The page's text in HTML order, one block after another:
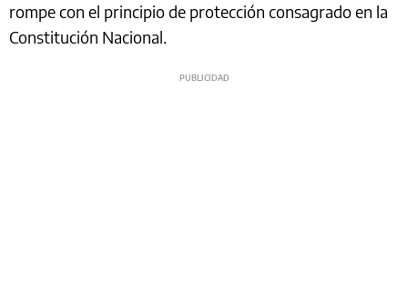
rompe con el principio de protección consagrado en la
Constitución Nacional.